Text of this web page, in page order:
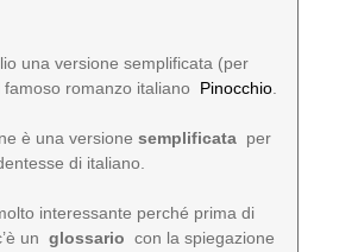
una versione semplificata (per
famoso romanzo italiano Pinocchio
è una versionesemplificata per
di italiano.
interessante perché prima di
unglossariocon la spiegazione